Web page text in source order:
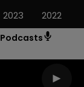
Podcasts
2023 2022